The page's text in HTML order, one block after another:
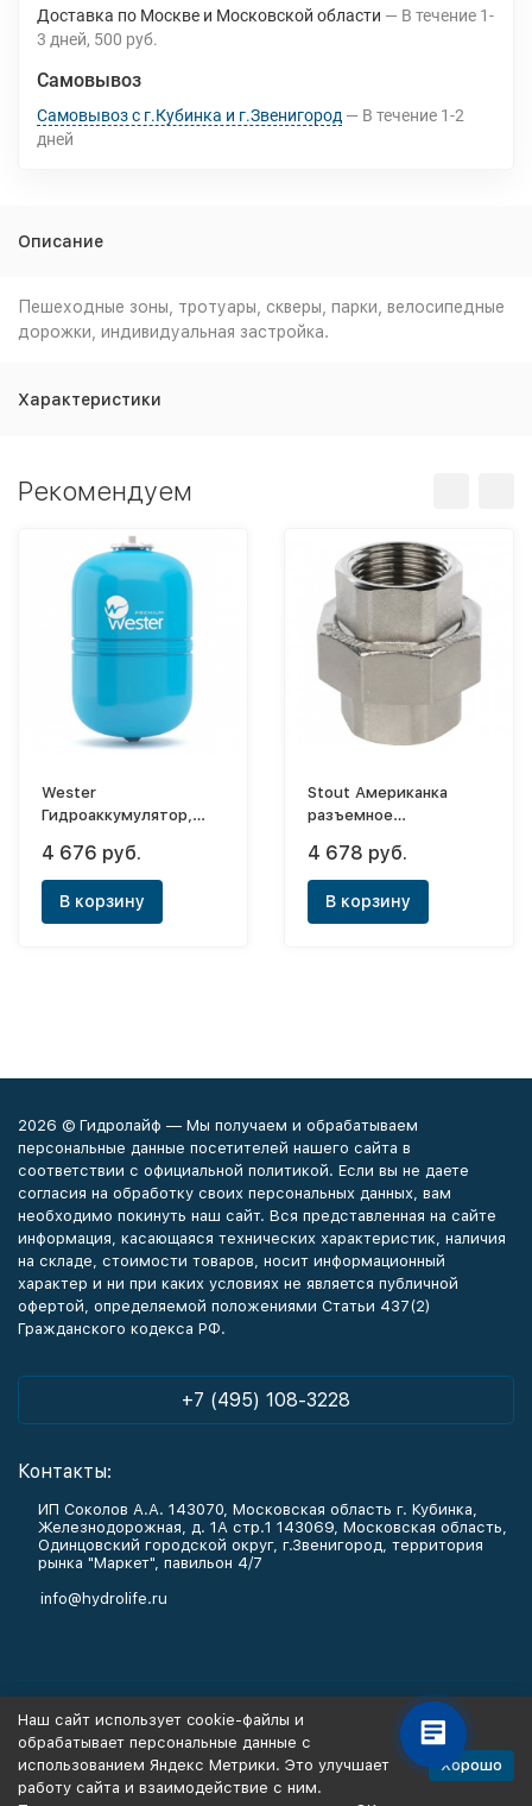
Доставка по Москве и Московской области В течение 1-
3 дней 500 руб.
Самовывоз
Самовывоз с г.Кубинка и г.Звенигород В течение 1-2
дней
Описание
Пешеходные зоны, тротуары, скверы, парки, велосипедные
дорожки, индивидуальная застройка.
Характеристики
Рекомендуем
Wester
Гидроаккумулятор,
(0-14-1080)
4 676 руб.
В корзину
Stout Американка
разъемное
4 678 руб.
В корзину
2026 © Гидролайф — Мы получаем и обрабатываем
персональные данные посетителей нашего сайта в
соответствии с официальной политикой. Если вы не даете
согласия на обработку своих персональных данных, вам
необходимо покинуть наш сайт. Вся представленная на сайте
информация, касающаяся технических характеристик, наличия
на складе, стоимости товаров, носит информационный
характер и ни при каких условиях не является публичной
офертой, определяемой положениями Статьи 437(2)
Гражданского кодекса РФ.
+7 (495) 108-3228
Контакты:
ИП Соколов А.А. 143070, Московская область г. Кубинка,
Железнодорожная, д. 1А стр.1 143069, Московская область,
Одинцовский городской округ, г.Звенигород, территория
рынка "Маркет", павильон 4/7
info@hydrolife.ru
Информация
Наш сайт использует cookie-файлы и
обрабатывает персональные данные с
использованием Яндекс Метрики. Это улучшает
работу сайта и взаимодействие с ним.
Хорошо